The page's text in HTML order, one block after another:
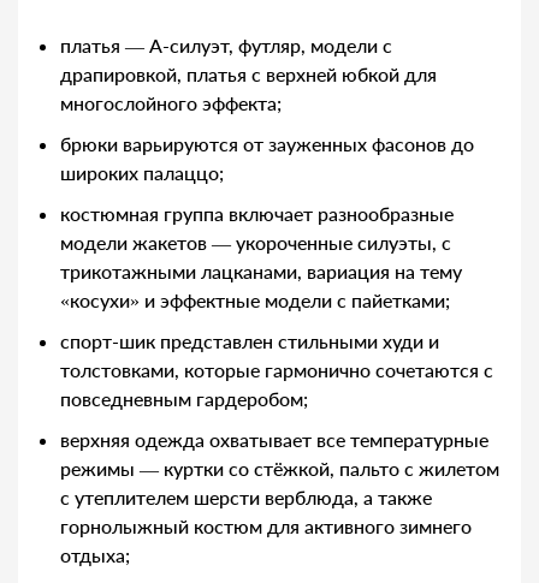
платья — А-силуэт, футляр, модели с
драпировкой, платья с верхней юбкой для
многослойного эффекта;
брюки варьируются от зауженных фасонов до
широких палаццо;
костюмная группа включает разнообразные
модели жакетов — укороченные силуэты, с
трикотажными лацканами, вариация на тему
«косухи» и эффектные модели с пайетками;
спорт-шик представлен стильными худи и
толстовками, которые гармонично сочетаются с
повседневным гардеробом;
верхняя одежда охватывает все температурные
режимы — куртки со стёжкой, пальто с жилетом
с утеплителем шерсти верблюда, а также
горнолыжный костюм для активного зимнего
отдыха;